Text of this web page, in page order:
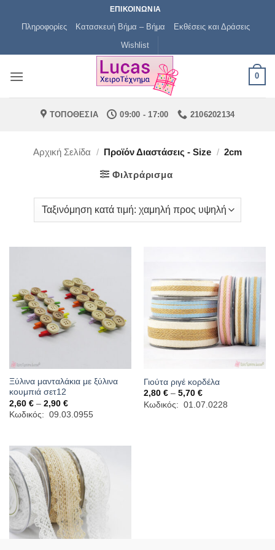
ΕΠΙΚΟΙΝΩΝΙΑ
Πληροφορίες Κατασκευή Βήμα – Βήμα
Εκθέσεις και Δράσεις
Wishlist
0
ΤΟΠΟΘΕΣΙΑ 09:00 - 17:00 2106202134
Αρχική Σελίδα / Προϊόν Διαστάσεις - Size / 2cm
Φιλτράρισμα
Ξύλινα μανταλάκια με ξύλινα
κουμπιά σετ12
2,60 € – 2,90 €Price
range:
2,60 €
Κωδικός: 09.03.0955
Γιούτα ριγέ κορδέλα
2,80 € – 5,70 €Price
range:
2,80 €
Κωδικός: 01.07.0228